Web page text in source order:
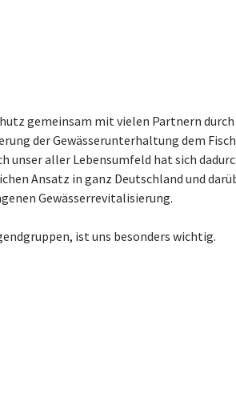
gemeinsam mit vielen Partnern durch
der Gewässerunterhaltung dem
unser aller Lebensumfeld hat sich
Ansatz in ganz Deutschland und
Gewässerrevitalisierung.
ist uns besonders wichtig.